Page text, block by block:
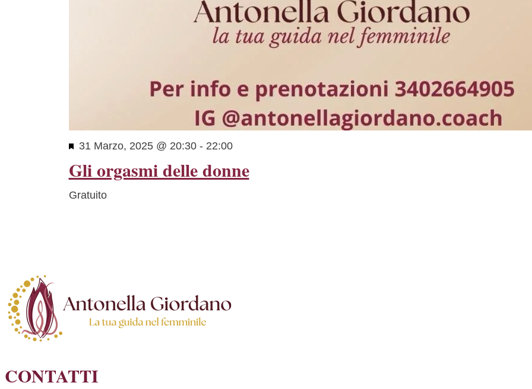
Segnalati
31 Marzo, 2025 @ 20:30- 22:00
Gli orgasmi delle donne
Gratuito
CONTATTI